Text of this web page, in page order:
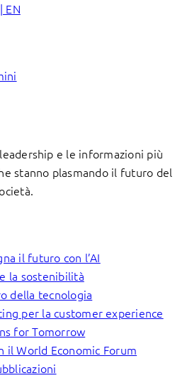
EN
e le informazioni più
stanno plasmando il futuro del
il futuro con l’AI
la sostenibilità
della tecnologia
per la customer experience
for Tomorrow
il World Economic Forum